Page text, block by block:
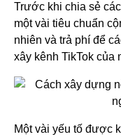
Trước khi chia sẻ
một vài tiêu chuẩn
nhiên và trả phí để
xây kênh TikTok của
Một vài yếu tố được